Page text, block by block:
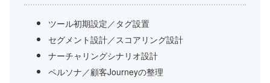
ツール初期設定／タグ設置
セグメント設計／スコアリング設計
ナーチャリングシナリオ設計
ペルソナ／顧客Journeyの整理